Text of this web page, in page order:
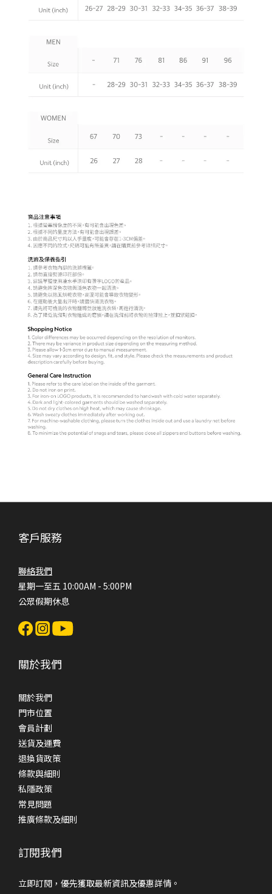
客戶服務
聯絡我們
星期一至五 10:00AM - 5:00PM
公眾假期休息
關於我們
關於我們
門市位置
會員計劃
送貨及運費
退換貨政策
條款與細則
私隱政策
常見問題
推廣條款及細則
訂閱我們
立即訂閱，優先獲取最新資訊及優惠詳情。